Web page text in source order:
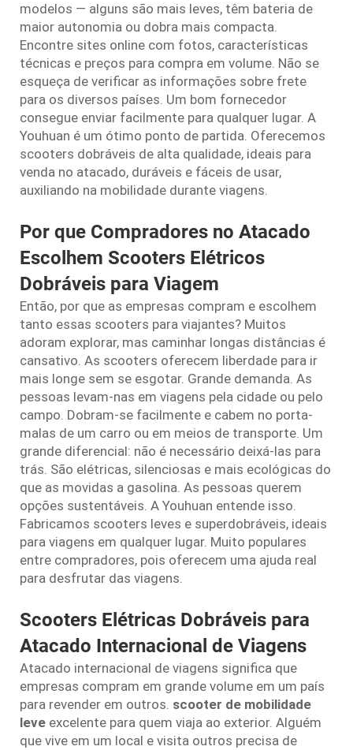
modelos — alguns são mais leves, têm bateria de
maior autonomia ou dobra mais compacta.
Encontre sites online com fotos, características
técnicas e preços para compra em volume. Não se
esqueça de verificar as informações sobre frete
para os diversos países. Um bom fornecedor
consegue enviar facilmente para qualquer lugar. A
Youhuan é um ótimo ponto de partida. Oferecemos
scooters dobráveis de alta qualidade, ideais para
venda no atacado, duráveis e fáceis de usar,
auxiliando na mobilidade durante viagens.
Por que Compradores no Atacado
Escolhem Scooters Elétricos
Dobráveis para Viagem
Então, por que as empresas compram e escolhem
tanto essas scooters para viajantes? Muitos
adoram explorar, mas caminhar longas distâncias é
cansativo. As scooters oferecem liberdade para ir
mais longe sem se esgotar. Grande demanda. As
pessoas levam-nas em viagens pela cidade ou pelo
campo. Dobram-se facilmente e cabem no porta-
malas de um carro ou em meios de transporte. Um
grande diferencial: não é necessário deixá-las para
trás. São elétricas, silenciosas e mais ecológicas do
que as movidas a gasolina. As pessoas querem
opções sustentáveis. A Youhuan entende isso.
Fabricamos scooters leves e superdobráveis, ideais
para viagens em qualquer lugar. Muito populares
entre compradores, pois oferecem uma ajuda real
para desfrutar das viagens.
Scooters Elétricas Dobráveis para
Atacado Internacional de Viagens
Atacado internacional de viagens significa que
empresas compram em grande volume em um país
para revender em outros. scooter de mobilidade
leve excelente para quem viaja ao exterior. Alguém
que vive em um local e visita outros precisa de